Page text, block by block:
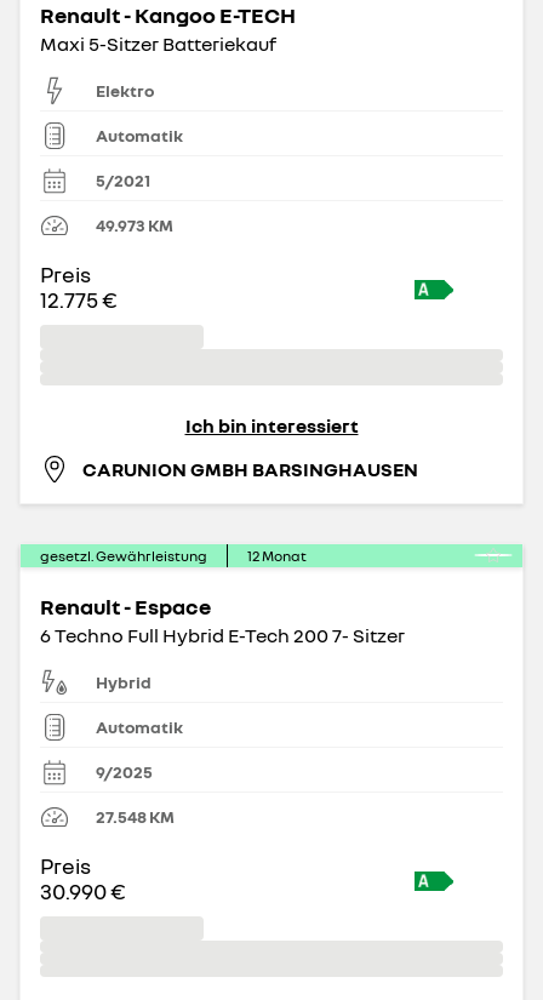
Renault - Kangoo E-TECH
Maxi 5-Sitzer Batteriekauf
Elektro
Automatik
5/2021
49.973 KM
Preis
12.775 €
Ich bin interessiert
CARUNION GMBH BARSINGHAUSEN
gesetzl. Gewährleistung 12Monat
Renault - Espace
6 Techno Full Hybrid E-Tech 200 7- Sitzer
Hybrid
Automatik
9/2025
27.548KM
Preis
30.990 €